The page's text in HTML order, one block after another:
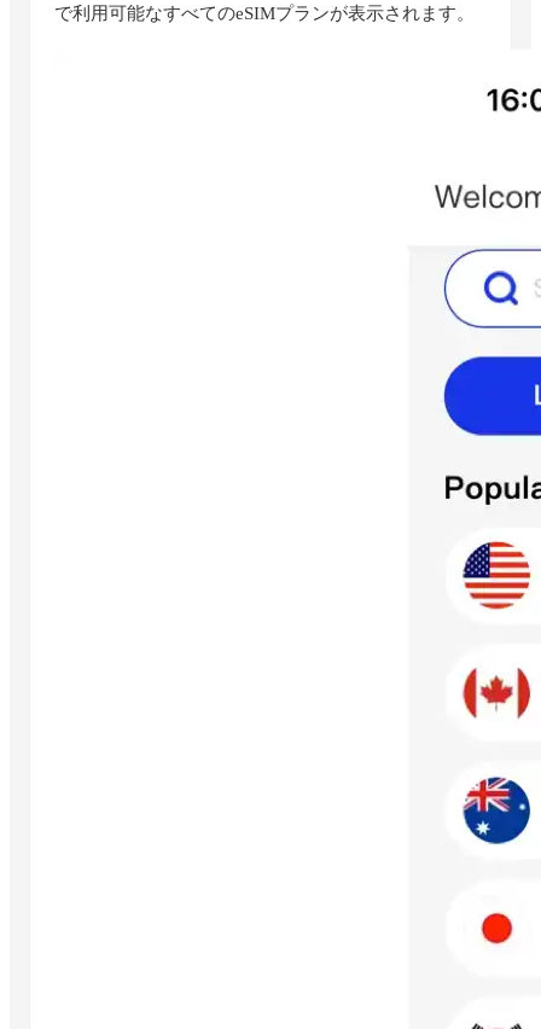
で利用可能なすべてのeSIMプランが表示されます。